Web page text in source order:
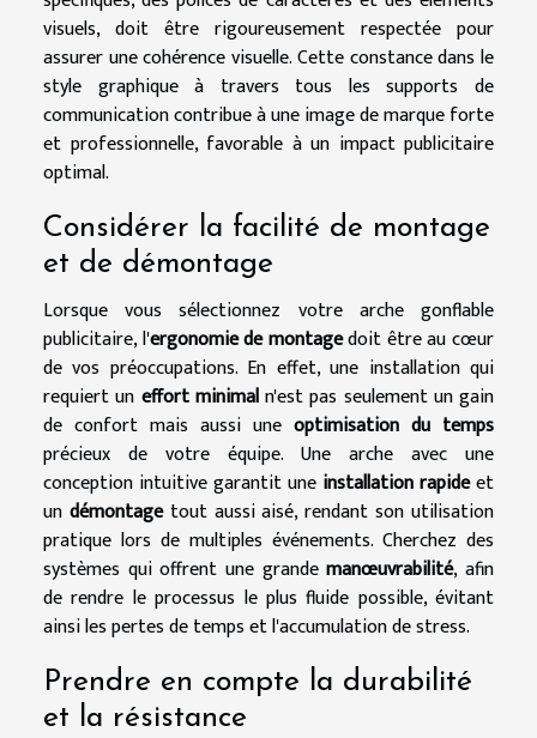
visuels, doit être rigoureusement respectée pour
assurer une cohérence visuelle. Cette constance dans le
style graphique à travers tous les supports de
communication contribue à une image de marque forte
et professionnelle, favorable à un impact publicitaire
optimal.
Considérer la facilité de montage
et de démontage
Lorsque vous sélectionnez votre arche gonflable
publicitaire, l'ergonomie de montagedoit être au cœur
de vos préoccupations. En effet, une installation qui
requiert un effort minimaln'est pas seulement un gain
de confort mais aussi une optimisation du temps
précieux de votre équipe. Une arche avec une
conception intuitive garantit une installation rapideet
un démontagetout aussi aisé, rendant son utilisation
pratique lors de multiples événements. Cherchez des
systèmes qui offrent une grandemanœuvrabilité, afin
de rendre le processus le plus fluide possible, évitant
ainsi les pertes de temps et l'accumulation de stress.
Prendre en compte la durabilité
et la résistance